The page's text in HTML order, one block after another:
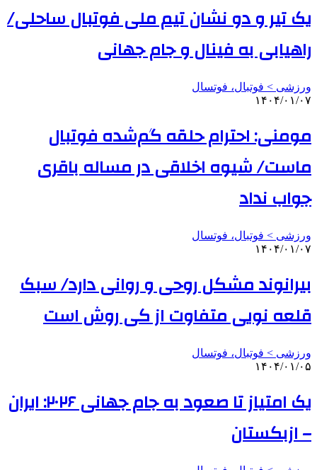
یک تیر و دو نشان تیم ملی فوتبال ساحلی/
راهیابی به فینال و جام جهانی
ورزشی > فوتبال، فوتسال
۱۴۰۴/۰۱/۰۷
مومنی: احترام حلقه گم‌شده فوتبال
ماست/ شیوه اخلاقی در مساله باقری
جواب نداد
ورزشی > فوتبال، فوتسال
۱۴۰۴/۰۱/۰۷
بیرانوند مشکل روحی و روانی دارد/ سبک
قلعه نویی متفاوت از کی روش است
ورزشی > فوتبال، فوتسال
۱۴۰۴/۰۱/۰۵
یک امتیاز تا صعود به جام جهانی ۲۰۲۶: ایران
– ازبکستان